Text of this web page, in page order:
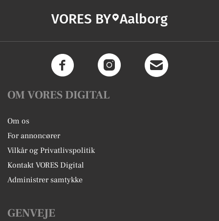
VORES BY Aalborg
OM VORES DIGITAL
Om os
For annoncører
Vilkår og Privatlivspolitik
Kontakt VORES Digital
Administrer samtykke
GENVEJE